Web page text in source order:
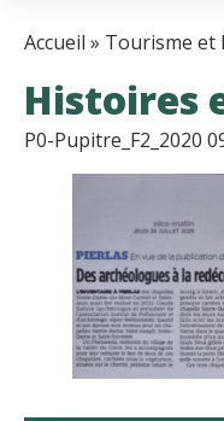
Accueil » Tourisme et
Histoires
P0-Pupitre_F2_2020